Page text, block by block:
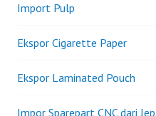
Import Pulp
Ekspor Cigarette Paper
Ekspor Laminated Pouch
Impor Sparepart CNC dari